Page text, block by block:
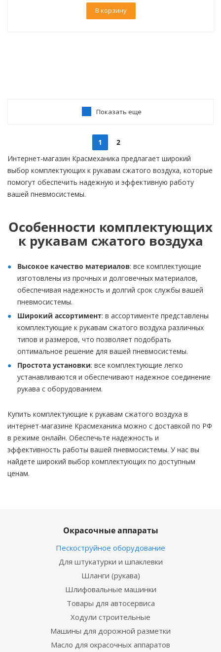
В корзину
Показать еще
1
2
Интернет-магазин Красмеханика предлагает широкий
выбор комплектующих к рукавам сжатого воздуха, которые
помогут обеспечить надежную и эффективную работу
вашей пневмосистемы.
Особенности комплектующих
к рукавам сжатого воздуха
Высокое качество материалов: все комплектующие
изготовлены из прочных и долговечных материалов,
обеспечивая надежность и долгий срок службы вашей
пневмосистемы.
Широкий ассортимент: в ассортименте представлены
комплектующие к рукавам сжатого воздуха различных
типов и размеров, что позволяет подобрать
оптимальное решение для вашей пневмосистемы.
Простота установки: все комплектующие легко
устанавливаются и обеспечивают надежное соединение
рукава с оборудованием.
Купить комплектующие к рукавам сжатого воздуха в
интернет-магазине Красмеханика можно с доставкой по РФ
в режиме онлайн. Обеспечьте надежность и
эффективность работы вашей пневмосистемы. У нас вы
найдете широкий выбор комплектующих по доступным
ценам.
Окрасочные аппараты
Пескоструйное оборудование
Для штукатурки и шпаклевки
Шланги (рукава)
Шлифовальные машинки
Товары для автосервиса
Ходули строительные
Машины для дорожной разметки
Масло для окрасочных аппаратов